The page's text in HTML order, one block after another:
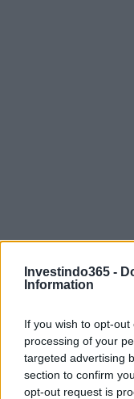
Investindo365 -
Information
If you wish to opt-
processing of your
targeted advertising
section to confirm
opt-out request is
Continue